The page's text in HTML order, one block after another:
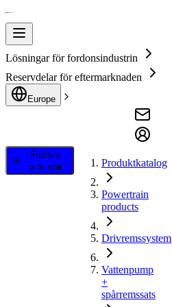
Lösningar för fordonsindustrin
Reservdelar för eftermarknaden
Europe
Filtrera
och sök
Produktkatalog
Powertrain
products
Drivremssystem
Vattenpump
+
spårremssats